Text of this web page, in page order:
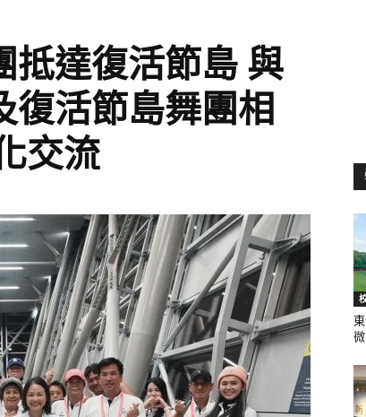
生
活
抵達復活節島 與
復活節島舞團相
交流